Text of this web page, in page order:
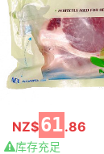
NZ$61.86
库存充足